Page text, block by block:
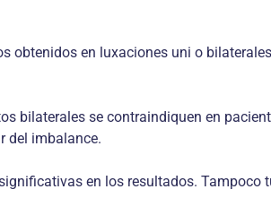
en luxaciones uni o
bilaterales se contraindiquen en
del imbalance.
en los resultados. Tampoco